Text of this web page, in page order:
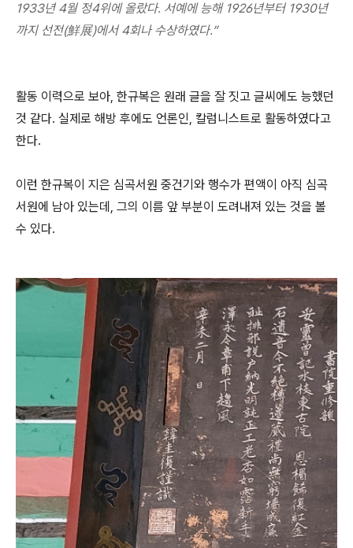
1933년 4월 정4위에 올랐다. 서예에 능해 1926년부터 1930년
까지 선전(鮮展)에서 4회나 수상하였다.”
활동 이력으로 보아, 한규복은 원래 글을 잘 짓고 글씨에도 능했던
것 같다. 실제로 해방 후에도 언론인, 칼럼니스트로 활동하였다고
한다.
이런 한규복이 지은 심곡서원 중건기와 행수가 편액이 아직 심곡
서원에 남아 있는데, 그의 이름 앞 부분이 도려내져 있는 것을 볼
수 있다.